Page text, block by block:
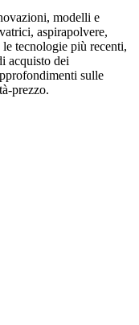
modelli e
aspirapolvere,
tecnologie più recenti,
acquisto dei
sulle
prezzo.